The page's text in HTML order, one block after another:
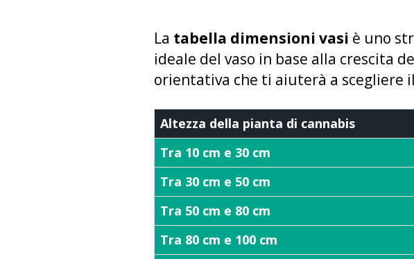
La tabella dimensioni vasi è uno
ideale del vaso in base alla crescita
orientativa che ti aiuterà a scegliere
Altezza della pianta di cannabis
Tra 10 cm e 30 cm
Tra 30 cm e 50 cm
Tra 50 cm e 80 cm
Tra 80 cm e 100 cm